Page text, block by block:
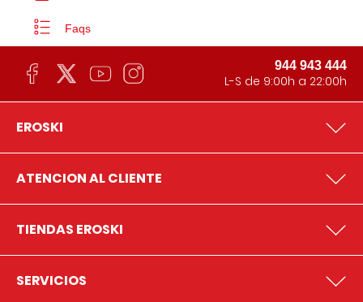
Faqs
944 943 444
L-S de 9:00h a 22:00h
EROSKI
ATENCION AL CLIENTE
TIENDAS EROSKI
SERVICIOS